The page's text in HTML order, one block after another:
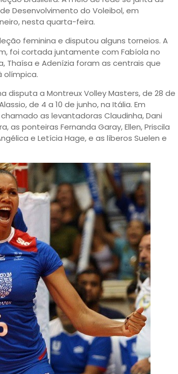
Desenvolvimento do Voleibol, em
nesta quarta-feira.
feminina e disputou alguns torneios. A
foi cortada juntamente com Fabíola no
Thaísa e Adenízia foram as centrais que
olímpica.
disputa a Montreux Volley Masters, de 28 de
de 4 a 10 de junho, na Itália. Em
as levantadoras Claudinha, Dani
as ponteiras Fernanda Garay, Ellen, Priscila
e Letícia Hage, e as líberos Suelen e